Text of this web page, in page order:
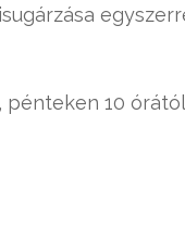
pénteken 10